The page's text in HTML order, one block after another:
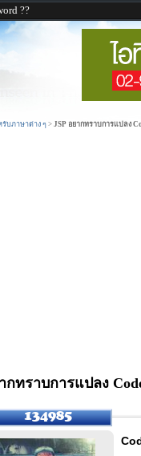
??
รับภาษาต่าง ๆ > JSP อยากทราบการแปลง
กทราบการแปลง